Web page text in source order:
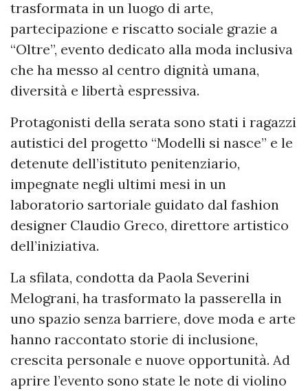
trasformata in un luogo di arte,
partecipazione e riscatto sociale grazie a
“Oltre”, evento dedicato alla moda inclusiva
che ha messo al centro dignità umana,
diversità e libertà espressiva.
Protagonisti della serata sono stati i ragazzi
autistici del progetto “Modelli si nasce” e le
detenute dell’istituto penitenziario,
impegnate negli ultimi mesi in un
laboratorio sartoriale guidato dal fashion
designer Claudio Greco, direttore artistico
dell’iniziativa.
La sfilata, condotta da Paola Severini
Melograni, ha trasformato la passerella in
uno spazio senza barriere, dove moda e arte
hanno raccontato storie di inclusione,
crescita personale e nuove opportunità. Ad
aprire l’evento sono state le note di violino